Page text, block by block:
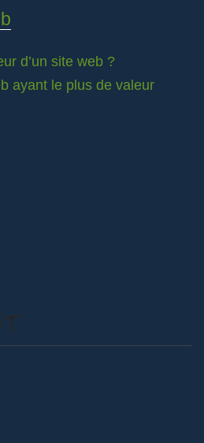
d’un site web ?
ayant le plus de valeur